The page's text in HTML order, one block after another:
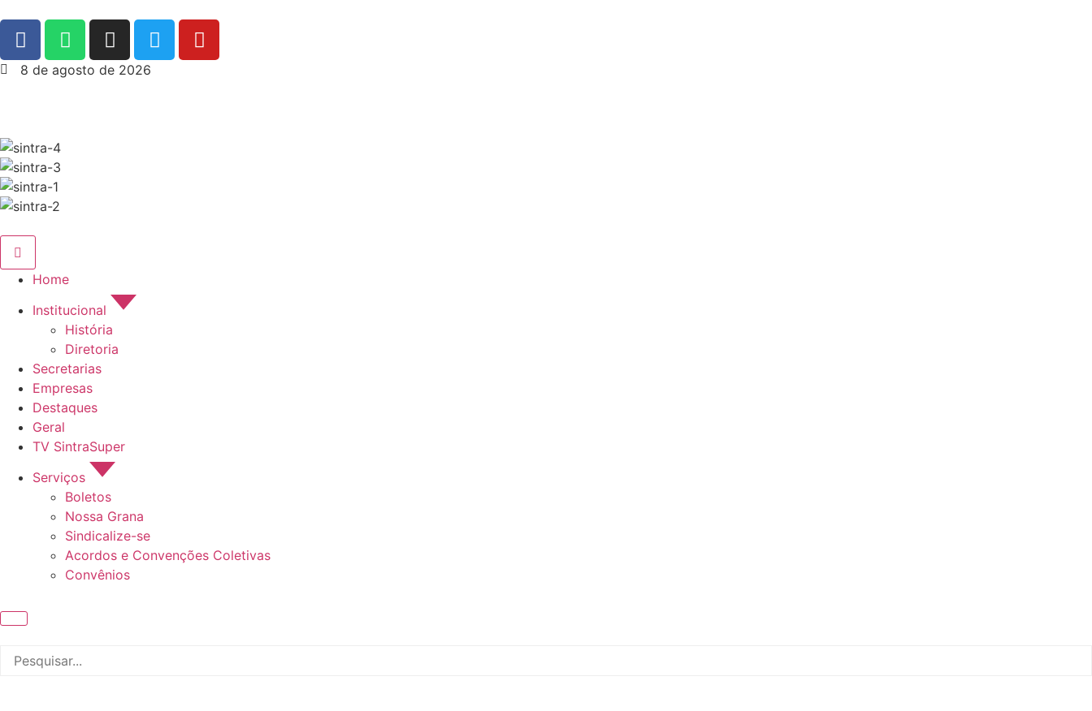
8 de agosto de 2026
Home
Institucional
História
Diretoria
Secretarias
Empresas
Destaques
Geral
TV SintraSuper
Serviços
Boletos
Nossa Grana
Sindicalize-se
Acordos e Convenções Coletivas
Convênios